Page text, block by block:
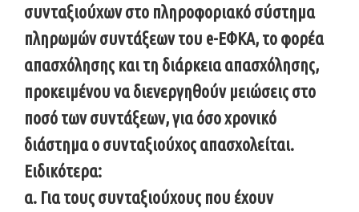
συνταξιούχων στο πληροφοριακό σύστημα
πληρωμών συντάξεων του e-ΕΦΚΑ, το φορέα
απασχόλησης και τη διάρκεια απασχόλησης,
προκειμένου να διενεργηθούν μειώσεις στο
ποσό των συντάξεων, για όσο χρονικό
διάστημα ο συνταξιούχος απασχολείται.
Ειδικότερα:
α. Για τους συνταξιούχους που έχουν